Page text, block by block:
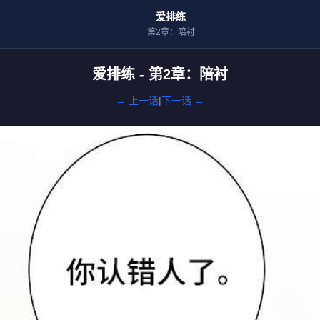
爱排练
第2章：陪衬
爱排练 - 第2章：陪衬
← 上一话|下一话 →